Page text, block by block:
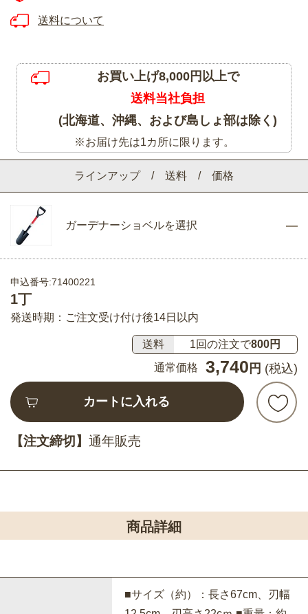
ラインアップ / 送料 / 価格
ガーデナーショベルを選択
申込番号:71400221
1丁
発送時期：ご注文受け付け後14日以内
送料 1回の注文で800円
通常価格
3,740 円 (税込)
カートに入れる
【注文締切】 通年販売
送料について
お買い上げ8,000円以上で
送料当社負担
(北海道、沖縄、および島しょ部は除く)
※お届け先は1カ所に限ります。
商品詳細
■サイズ（約）：長さ67cm、刃幅